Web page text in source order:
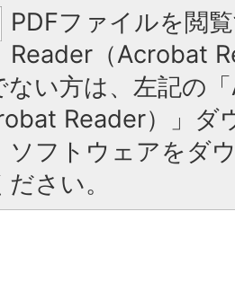
PDFファイルを閲
Reader（Acrobat
ない方は、左記の
Reader）」ダ
ソフトウェアをダ
さい。